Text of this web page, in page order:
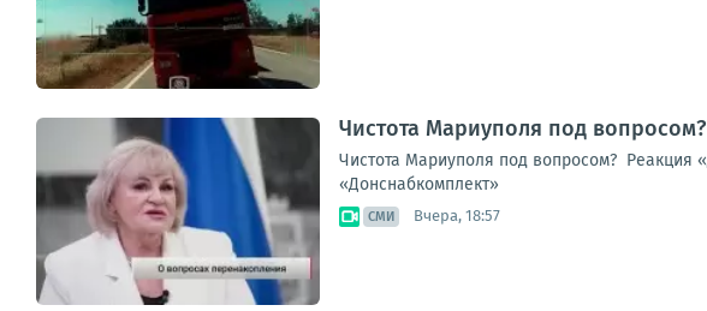
Чистота Мариуполя под
Чистота Мариуполя под вопросом? Реакция
«Донснабкомплект»
СМИ Вчера, 18:57